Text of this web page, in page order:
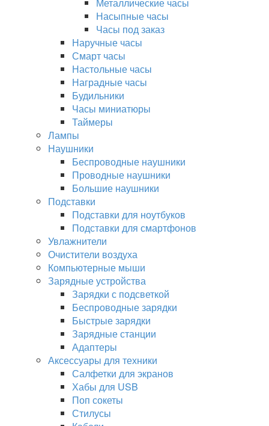
Насыпные часы
Часы под заказ
Наручные часы
Смарт часы
Настольные часы
Наградные часы
Будильники
Часы миниатюры
Таймеры
Лампы
Наушники
Беспроводные наушники
Проводные наушники
Большие наушники
Подставки
Подставки для ноутбуков
Подставки для смартфонов
Увлажнители
Очистители воздуха
Компьютерные мыши
Зарядные устройства
Зарядки с подсветкой
Беспроводные зарядки
Быстрые зарядки
Зарядные станции
Адаптеры
Аксессуары для техники
Салфетки для экранов
Хабы для USB
Поп сокеты
Стилусы